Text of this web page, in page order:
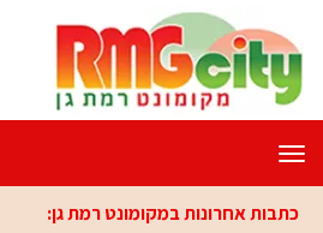
תפריט
כתבות אחרונות במקומונט רמת גן: